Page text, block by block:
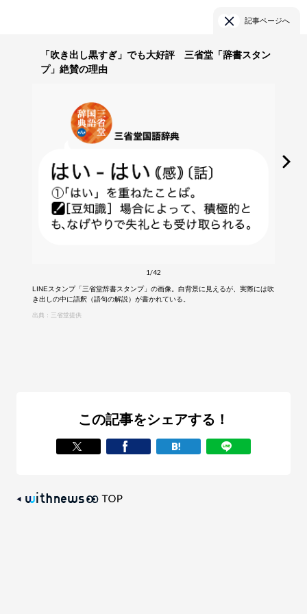
記事ページへ
「吹き出し黒すぎ」でも大好評 三省堂「辞書スタン
プ」絶賛の理由
1/42
LINEスタンプ「三省堂辞書スタンプ」の画像。白背景に見えるが、実際には吹
き出しの中に語釈（語句の解説）が書かれている。
出典：三省堂提供
この記事をシェアする！